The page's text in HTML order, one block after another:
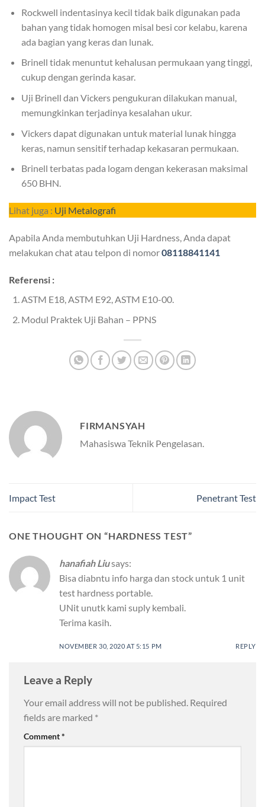
Rockwell indentasinya kecil tidak baik digunakan pada
bahan yang tidak homogen misal besi cor kelabu, karena
ada bagian yang keras dan lunak.
Brinell tidak menuntut kehalusan permukaan yang tinggi,
cukup dengan gerinda kasar.
Uji Brinell dan Vickers pengukuran dilakukan manual,
memungkinkan terjadinya kesalahan ukur.
Vickers dapat digunakan untuk material lunak hingga
keras, namun sensitif terhadap kekasaran permukaan.
Brinell terbatas pada logam dengan kekerasan maksimal
650 BHN.
Lihat juga : Uji Metalografi
Apabila Anda membutuhkan Uji Hardness, Anda dapat
melakukan chat atau telpon di nomor08118841141
Referensi :
ASTM E18, ASTM E92, ASTM E10-00.
Modul Praktek Uji Bahan – PPNS
FIRMANSYAH
Mahasiswa Teknik Pengelasan.
Impact Test Penetrant Test
ONE THOUGHT ON “HARDNESS TEST”
hanafiah Liusays:
Bisa diabntu info harga dan stock untuk 1 unit
test hardness portable.
UNit unutk kami suply kembali.
Terima kasih.
NOVEMBER 30, 2020 AT 5:15 PM REPLY
Leave a Reply
Your email address will not be published. Required
fields are marked *
Comment*